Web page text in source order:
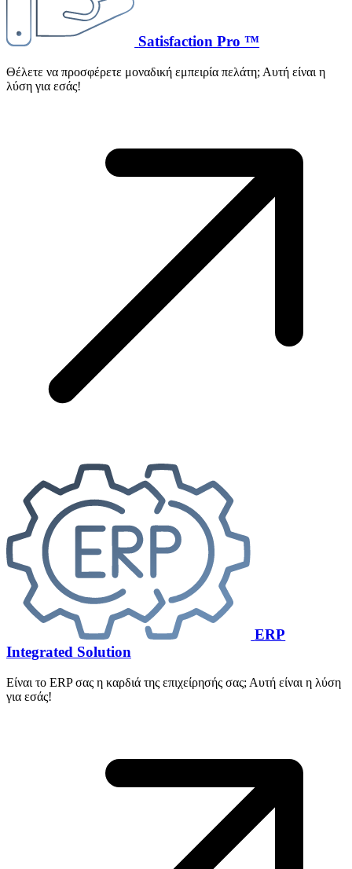
Satisfaction Pro ™
Θέλετε να προσφέρετε μοναδική εμπειρία πελάτη; Αυτή είναι η
λύση για εσάς!
ERP
Integrated Solution
Είναι το ERP σας η καρδιά της επιχείρησής σας; Αυτή είναι η λύση
για εσάς!